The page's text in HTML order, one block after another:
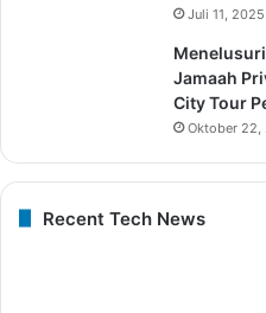
Juli 11, 2025
Jamaah
City Tour
Oktober 22,
Recent Tech News